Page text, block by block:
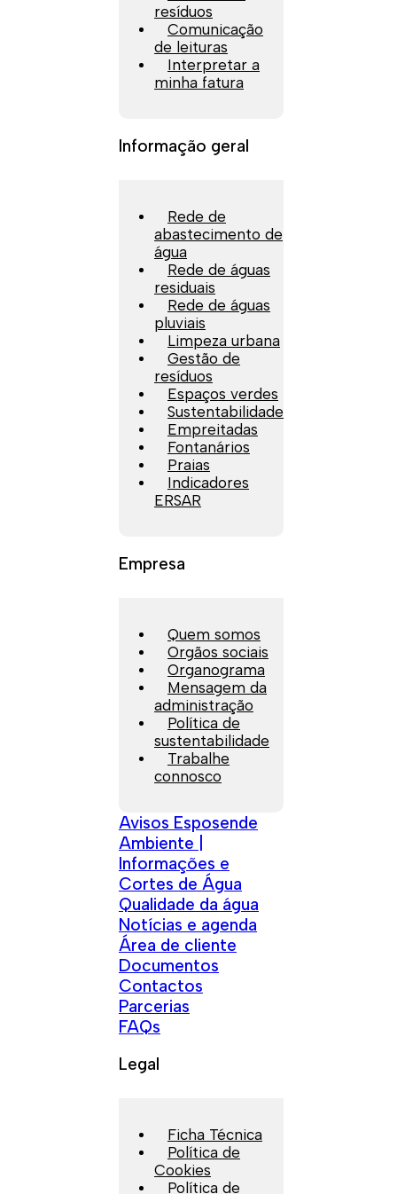
resíduos
Comunicação
de leituras
Interpretar a
minha fatura
Informação geral
Rede de
abastecimento de
água
Rede de águas
residuais
Rede de águas
pluviais
Limpeza urbana
Gestão de
resíduos
Espaços verdes
Sustentabilidade
Empreitadas
Fontanários
Praias
Indicadores
ERSAR
Empresa
Quem somos
Orgãos sociais
Organograma
Mensagem da
administração
Política de
sustentabilidade
Trabalhe
connosco
Avisos Esposende
Ambiente |
Informações e
Cortes de Água
Qualidade da água
Notícias e agenda
Área de cliente
Documentos
Contactos
Parcerias
FAQs
Legal
Ficha Técnica
Política de
Cookies
Política de